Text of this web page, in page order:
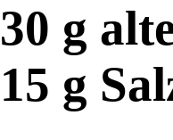
30 g
15 g